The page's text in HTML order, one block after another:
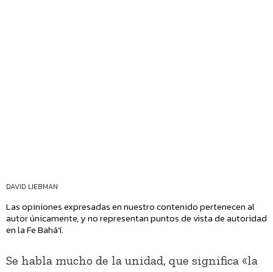
DAVID LIEBMAN
Las opiniones expresadas en nuestro contenido pertenecen al
autor únicamente, y no representan puntos de vista de autoridad
en la Fe Bahá’í.
Se habla mucho de la unidad, que significa «la